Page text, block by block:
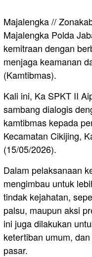
Majalengka //
Majalengka Polda
kemitraan dengan
menjaga keamanan
(Kamtibmas).
Kali ini, Ka SPKT II
sambang dialogis
kamtibmas kepada
Kecamatan Cikijing,
(15/05/2026).
Dalam pelaksanaan
mengimbau untuk
tindak kejahatan,
palsu, maupun aksi
ini juga dilakukan
ketertiban umum,
pasar.